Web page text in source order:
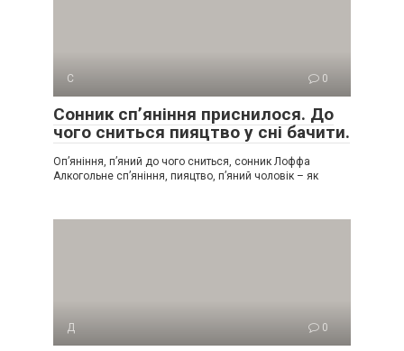
С 0
Сонник сп’яніння приснилося. До
чого сниться пияцтво у сні бачити.
Оп’яніння, п’яний до чого сниться, сонник Лоффа
Алкогольне сп’яніння, пияцтво, п’яний чоловік – як
Д 0